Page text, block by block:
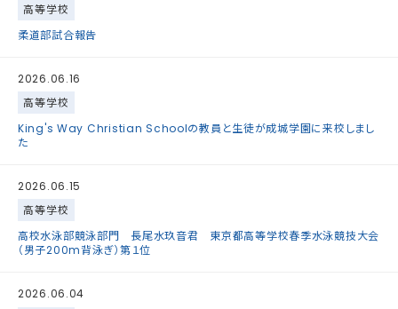
高等学校
柔道部試合報告
2026.06.16
高等学校
King's Way Christian Schoolの教員と生徒が成城学園に来校しまし
た
2026.06.15
高等学校
高校水泳部競泳部門 長尾水玖音君 東京都高等学校春季水泳競技大会
（男子200m背泳ぎ）第１位
2026.06.04